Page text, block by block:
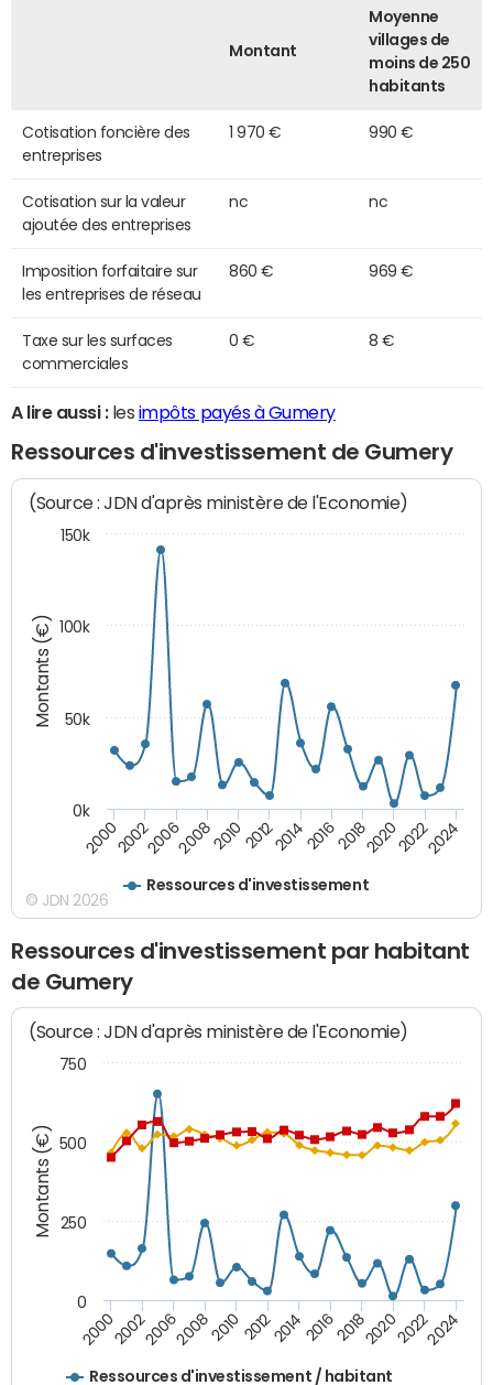
Montant
Moyenne
villages de
moins de 250
habitants
Cotisation foncière des
entreprises
1 970 € 990 €
Cotisation sur la valeur
ajoutée des entreprises
nc nc
Imposition forfaitaire sur
les entreprises de réseau
860 € 969 €
Taxe sur les surfaces
commerciales
0 € 8 €
A lire aussi :les impôts payés à Gumery
Ressources d'investissement de Gumery
Montants (€)
(Source : JDN d'après ministère de l'Economie)
Ressources d'investissement
200020022006200820102012201420162018202020222024
0k
50k
100k
150k
© JDN 2026
Ressources d'investissement par habitant
de Gumery
Montants (€)
(Source : JDN d'après ministère de l'Economie)
Ressources d'investissement / habitant
20002002200620082010 2012201420162018202020222024
0
250
500
750